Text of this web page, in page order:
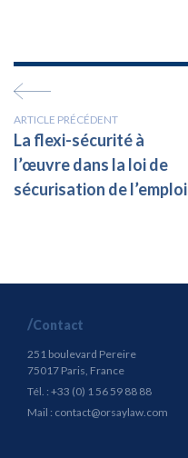
ARTICLE PRÉCÉDENT
La flexi-sécurité à
l’œuvre dans la loi de
sécurisation de l’emploi
Contact
251 boulevard Pereire
75017 Paris, France
Tél. : +33 (0) 1 56 59 88 88
Mail : contact@orsaylaw.com